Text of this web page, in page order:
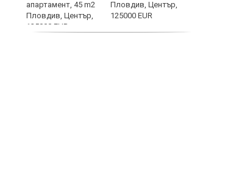
Пловдив, Център,
125000 EUR